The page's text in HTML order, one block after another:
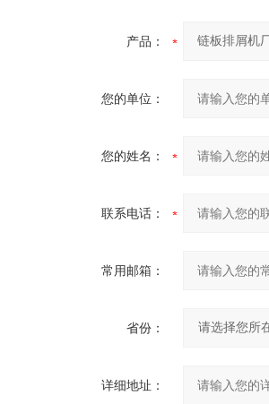
产品：
您的单位：
您的姓名：
联系电话：
常用邮箱：
省份：
详细地址：